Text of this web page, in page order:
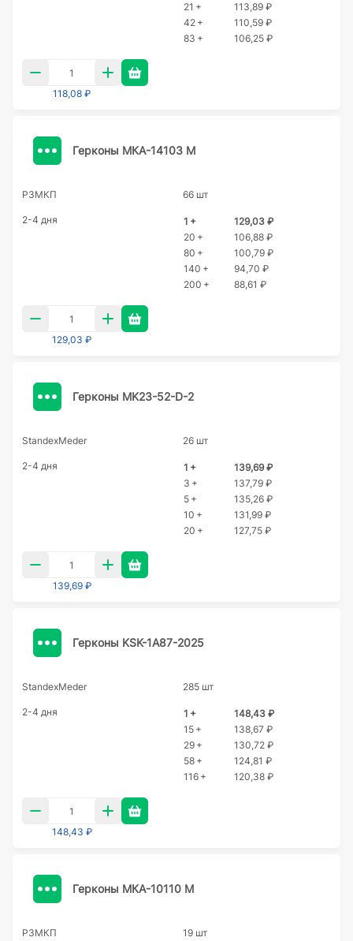
21 +
113,89 ₽
42 +
110,59 ₽
83 +
106,25 ₽
118,08 ₽
Герконы МКА-14103 М
РЗМКП 66 шт
2-4 дня 1 +
129,03 ₽
20 +
106,88 ₽
80 +
100,79 ₽
140 +
94,70 ₽
200 +
88,61 ₽
129,03 ₽
Герконы MK23-52-D-2
StandexMeder 26 шт
2-4 дня 1 +
139,69 ₽
3 +
137,79 ₽
5 +
135,26 ₽
10 +
131,99 ₽
20 +
127,75 ₽
139,69 ₽
Герконы KSK-1A87-2025
StandexMeder 285 шт
2-4 дня 1 +
148,43 ₽
15 +
138,67 ₽
29 +
130,72 ₽
58 +
124,81 ₽
116 +
120,38 ₽
148,43 ₽
Герконы МКА-10110 М
РЗМКП 19 шт